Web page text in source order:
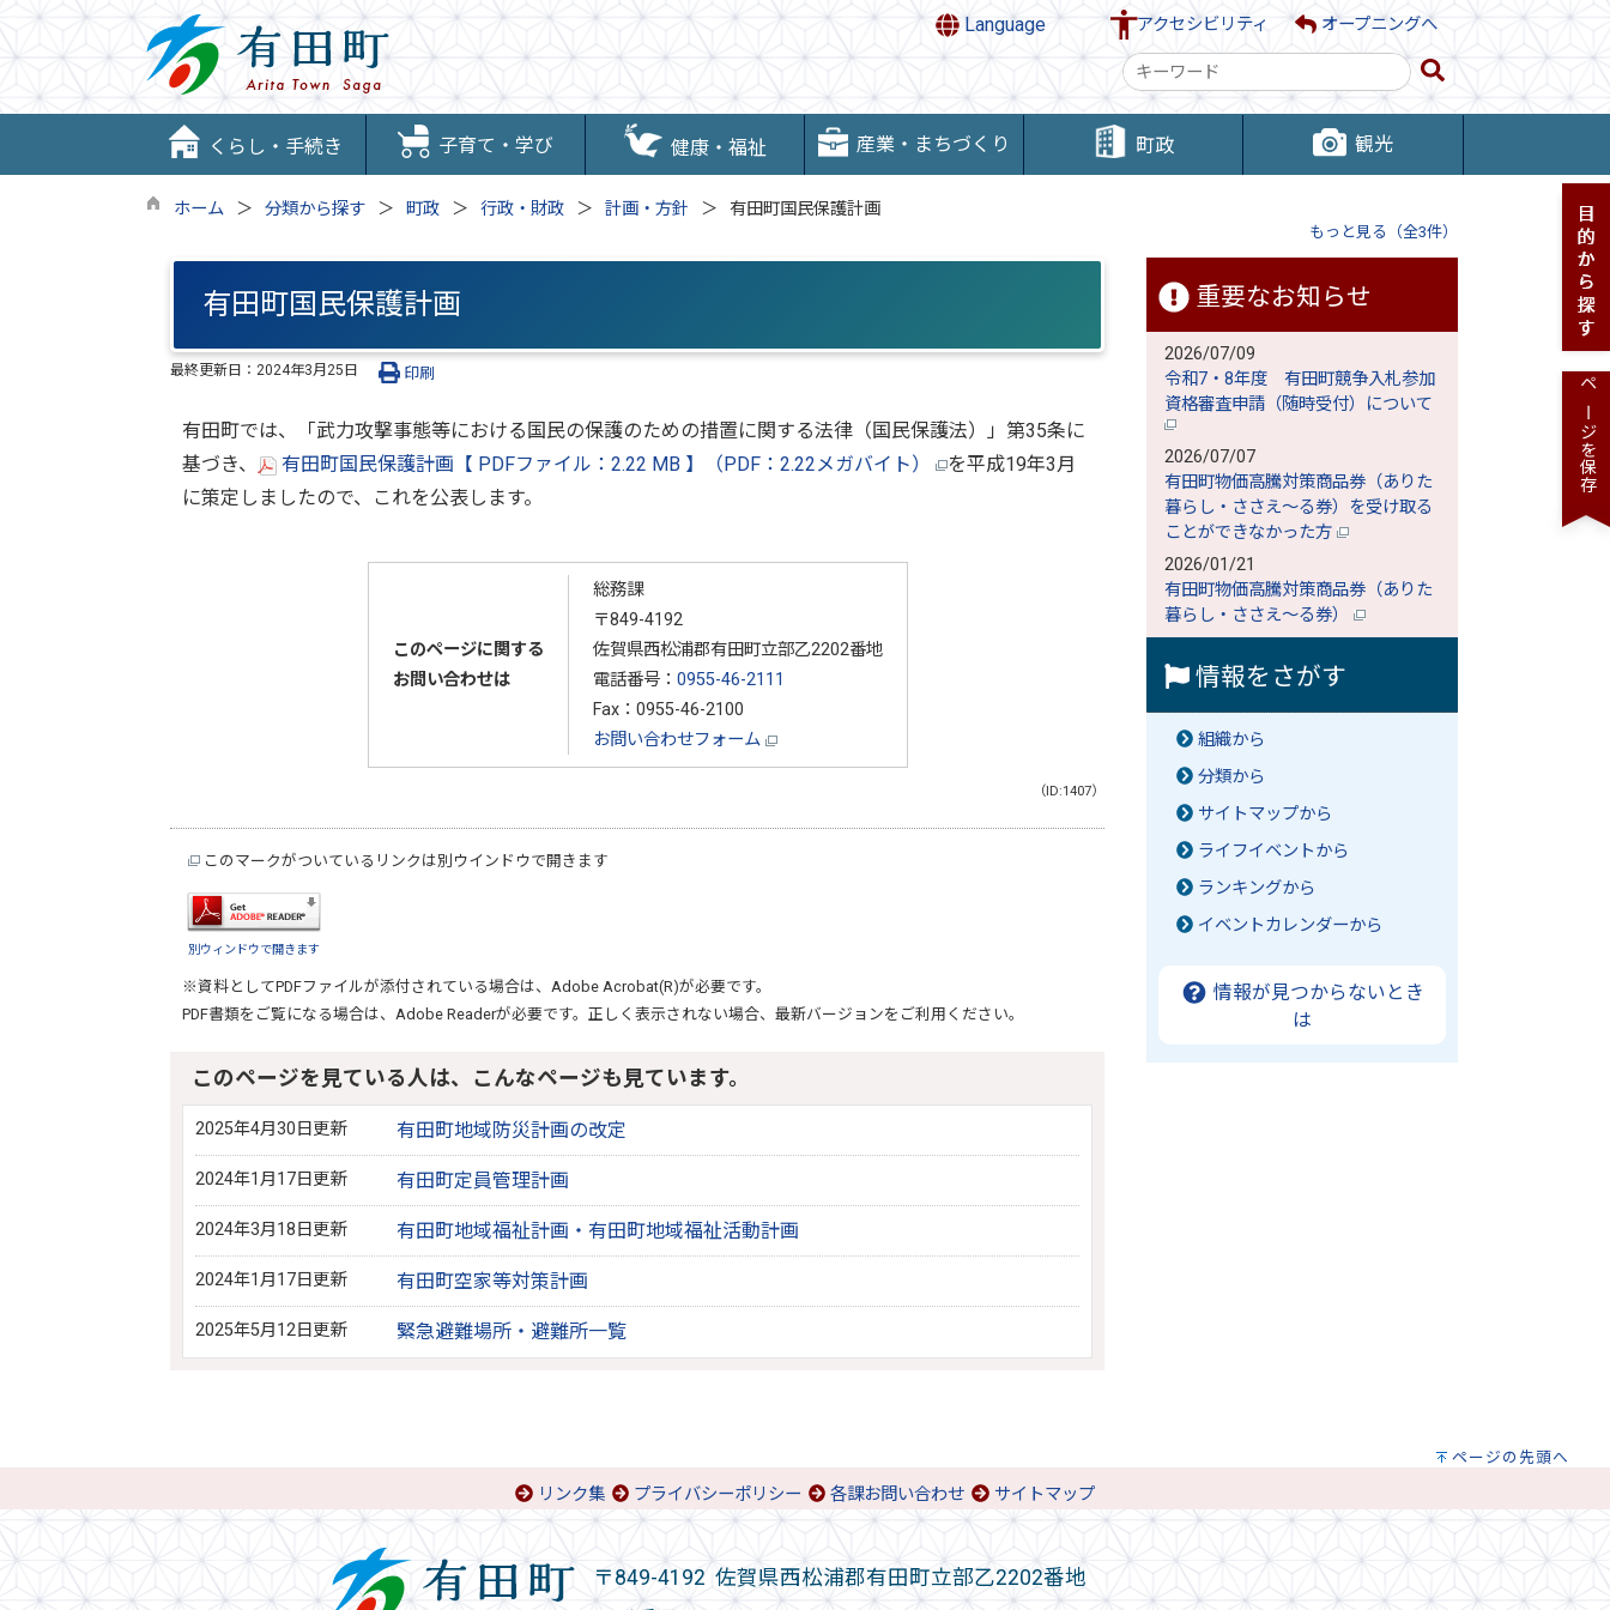
Language アクセシビリティ オープニングへ
検
索
キ
ー
くらし・手続き 子育て・学び 健康・福祉 産業・まちづくり 町政 観光
ホーム 分類から探す 町政 行政・財政 計画・方針 有田町国民保護計画
もっと見る（全3件）
有田町国民保護計画
最終更新日： 2024年3月25日 印刷
有田町では、「武力攻撃事態等における国民の保護のための措置に関する法律（国民保護法）」第35条に
基づき、
有田町国民保護計画【 PDFファイル：2.22 MB 】（PDF：2.22メガバイト）
を平成19年3月
に策定しましたので、これを公表します。
このページに関する
お問い合わせは
総務課
〒849-4192
佐賀県西松浦郡有田町立部乙2202番地
電話番号： 0955-46-2111
Fax：0955-46-2100
お問い合わせフォーム
（ID:1407）
このマークがついているリンクは別ウインドウで開きます
別ウィンドウで開きます
※資料としてPDFファイルが添付されている場合は、 Adobe Acrobat(R)が必要です。
PDF書類をご覧になる場合は、 Adobe Readerが必要です。正しく表示されない場合、最新バージョンをご利用ください。
このページを見ている人は、こんなページも見ています。
2025年4月30日更新 有田町地域防災計画の改定
2024年1月17日更新 有田町定員管理計画
2024年3月18日更新 有田町地域福祉計画・有田町地域福祉活動計画
2024年1月17日更新 有田町空家等対策計画
2025年5月12日更新 緊急避難場所・避難所一覧
重要なお知らせ
2026/07/09
令和7・8年度 有田町競争入札参加
資格審査申請（随時受付）について
2026/07/07
有田町物価高騰対策商品券（ありた
暮らし・ささえ～る券）を受け取る
ことができなかった方
2026/01/21
有田町物価高騰対策商品券（ありた
暮らし・ささえ～る券）
情報をさがす
組織から
分類から
サイトマップから
ライフイベントから
ランキングから
イベントカレンダーから
情報が見つからないとき
は
ページの先頭へ
リンク集 プライバシーポリシー 各課お問い合わせ サイトマップ
〒849-4192 佐賀県西松浦郡有田町立部乙2202番地
ページを保存